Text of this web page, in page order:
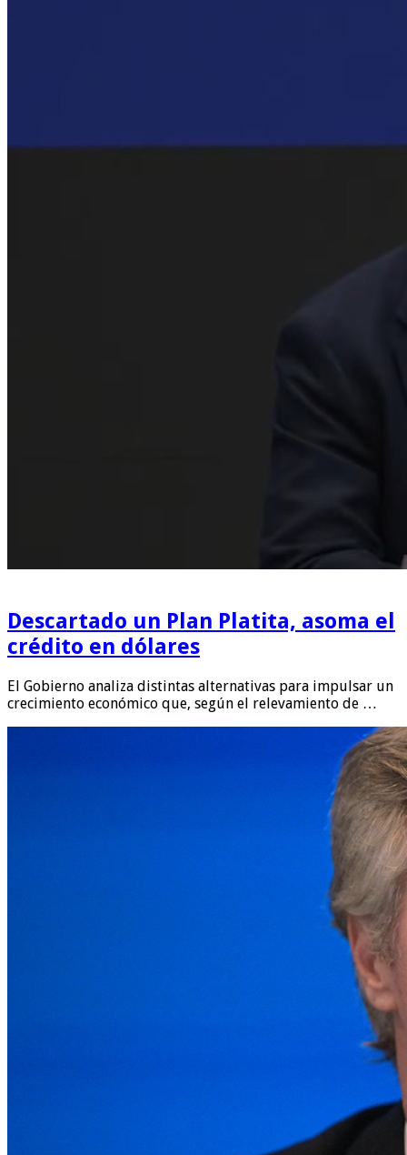
Descartado un Plan Platita, asoma el
crédito en dólares
El Gobierno analiza distintas alternativas para impulsar un
crecimiento económico que, según el relevamiento de …